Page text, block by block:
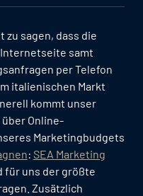
zu sagen, dass die
samt
per Telefon
italienischen Markt
kommt unser
Online-
Marketingbudgets
: SEA Marketing
für uns der größte
Zusätzlich